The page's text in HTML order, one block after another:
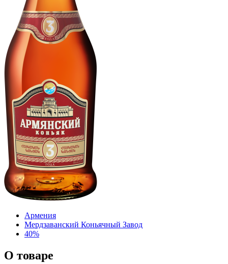
Армения
Мердзаванский Коньячный Завод
40%
О товаре